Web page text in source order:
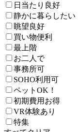
日当たり良好
静かに暮らしたい
眺望良好
買い物便利
最上階
お二人で
事務所可
SOHO利用可
ペットOK！
初期費用お得
VR体験あり
特集